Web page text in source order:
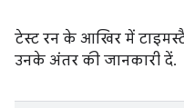
टेस्ट रन के आखिर में
उनके अंतर की जानकारी दें.